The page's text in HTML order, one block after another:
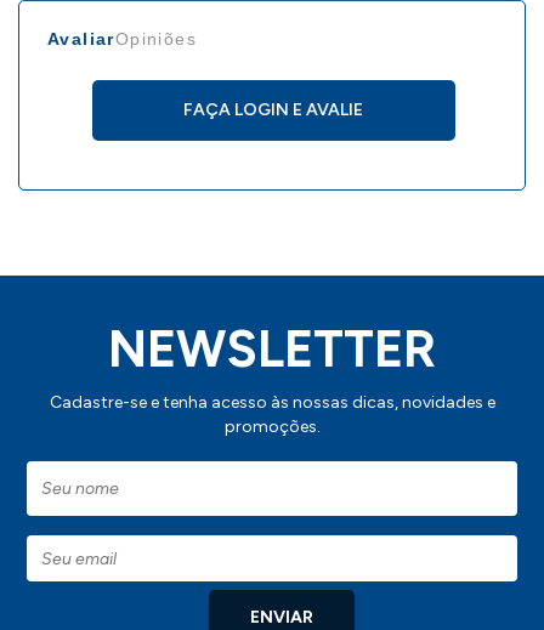
AvaliarOpiniões
FAÇA LOGIN E AVALIE
NEWSLETTER
Cadastre-se e tenha acesso às nossas dicas, novidades e
promoções.
ENVIAR